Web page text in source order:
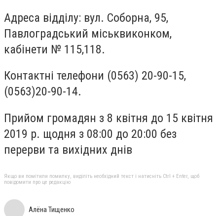
Адреса відділу: вул. Соборна, 95,
Павлоградський міськвиконком,
кабінети № 115,118.
Контактні телефони (0563) 20-90-15,
(0563)20-90-14.
Прийом громадян з 8 квітня до 15 квітня
2019 р. щодня з 08:00 до 20:00 без
перерви та вихідних днів
Якщо ви помітили помилку, виділіть необхідний текст і натисніть Ctrl + Enter, щоб
повідомити про це редакцію
Алёна Тищенко